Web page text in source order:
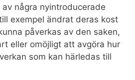
några nyintroducerade
exempel ändrat deras kost
påverkas av den saken,
eller omöjligt att avgöra hur
som kan härledas till